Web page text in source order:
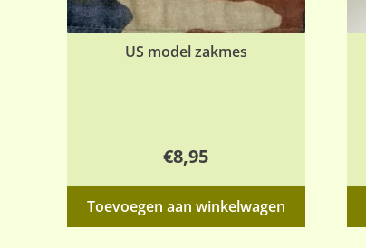
US model zakmes
€8,95
Toevoegen aan winkelwagen